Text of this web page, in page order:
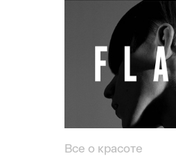
Все о красоте